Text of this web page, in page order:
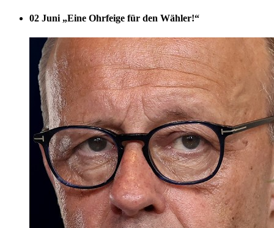
02 Juni„Eine Ohrfeige für den Wähler!“